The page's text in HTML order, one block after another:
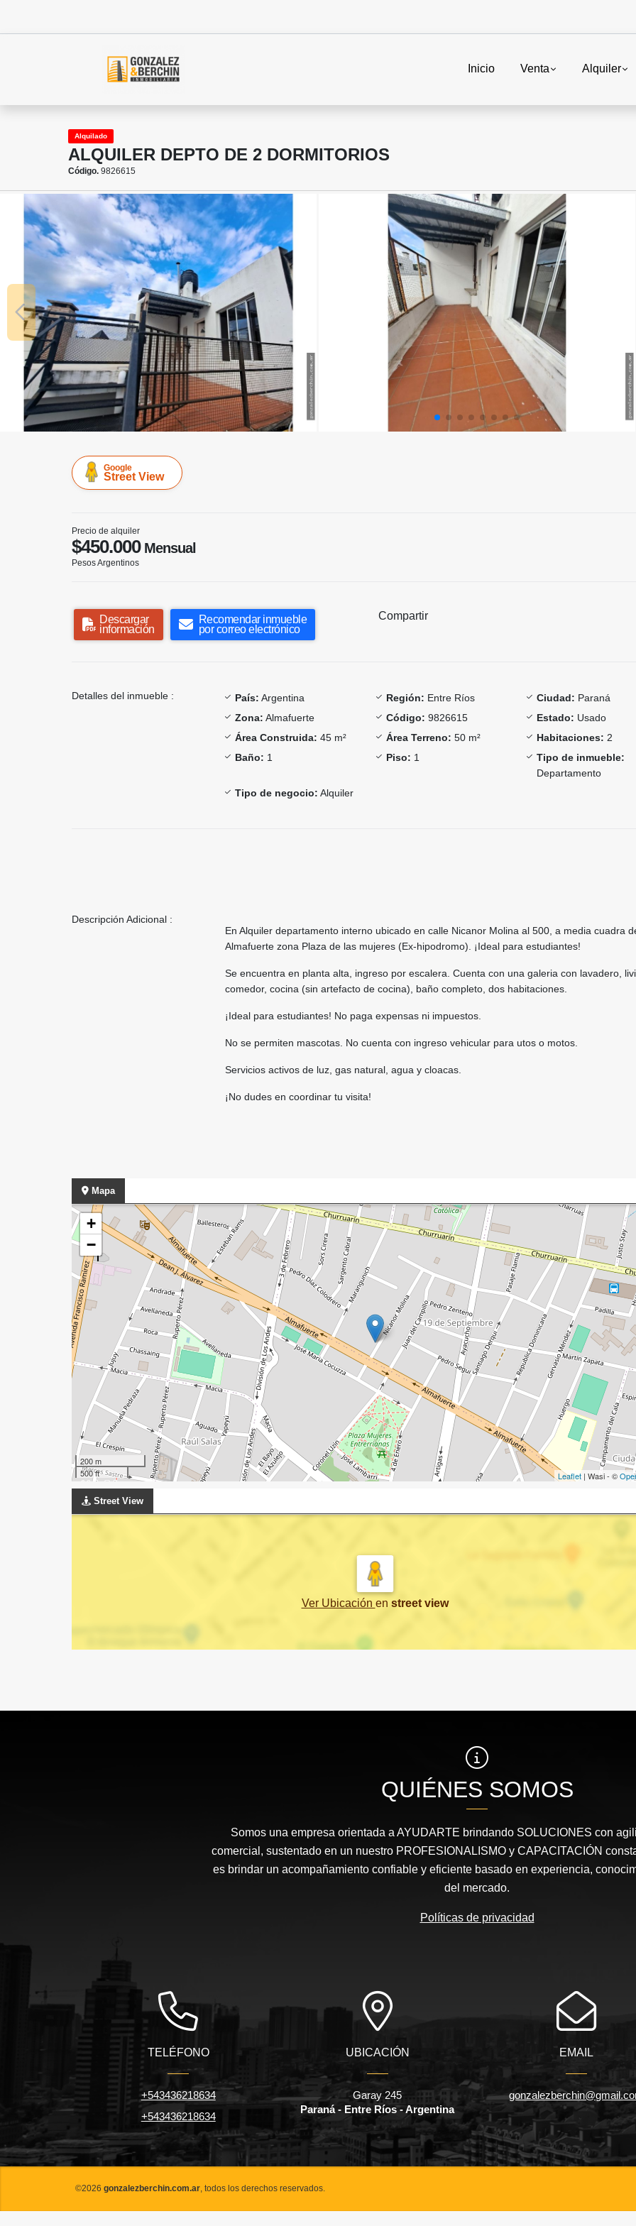
Inicio Venta Alquiler
Alquilado
ALQUILER DEPTO DE 2 DORMITORIOS
Código. 9826615
Google
Street View
Precio de alquiler
$450.000Mensual
Pesos Argentinos
Descargar
información
Recomendar inmueble
por correo electrónico
Compartir
Detalles del inmueble : País: Argentina Región: Entre Ríos Ciudad: Paraná
Zona: Almafuerte Código: 9826615 Estado: Usado
Área Construida: 45 m² Área Terreno: 50 m² Habitaciones: 2
Baño: 1 Piso: 1
Tipo de inmueble:
Departamento
Tipo de negocio: Alquiler
Descripción Adicional :
En Alquiler departamento interno ubicado en calle Nicanor Molina al 500, a media cuadra
Almafuerte zona Plaza de las mujeres (Ex-hipodromo). ¡Ideal para estudiantes!
Se encuentra en planta alta, ingreso por escalera. Cuenta con una galeria con lavadero,
comedor, cocina (sin artefacto de cocina), baño completo, dos habitaciones.
¡Ideal para estudiantes! No paga expensas ni impuestos.
No se permiten mascotas. No cuenta con ingreso vehicular para utos o motos.
Servicios activos de luz, gas natural, agua y cloacas.
¡No dudes en coordinar tu visita!
Mapa
+
−
200 m
500 ft
Leaflet | Wasi - ©
Street View
Ver Ubicación en street view
QUIÉNES SOMOS
Somos una empresa orientada a AYUDARTE brindando SOLUCIONES con
comercial, sustentado en un nuestro PROFESIONALISMO y CAPACITACIÓN
es brindar un acompañamiento confiable y eficiente basado en experiencia,
del mercado.
Políticas de privacidad
TELÉFONO
+543436218634
+543436218634
UBICACIÓN
Garay 245
Paraná - Entre Ríos - Argentina
EMAIL
©2026 gonzalezberchin.com.ar , todos los derechos reservados.